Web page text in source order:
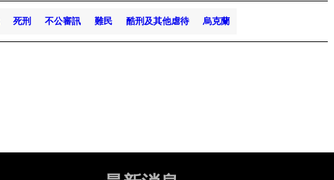
死刑 不公審訊 難民 酷刑及其他虐待 烏克蘭